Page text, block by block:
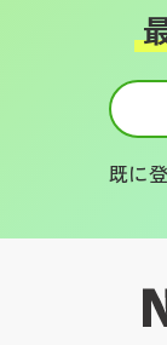
既に